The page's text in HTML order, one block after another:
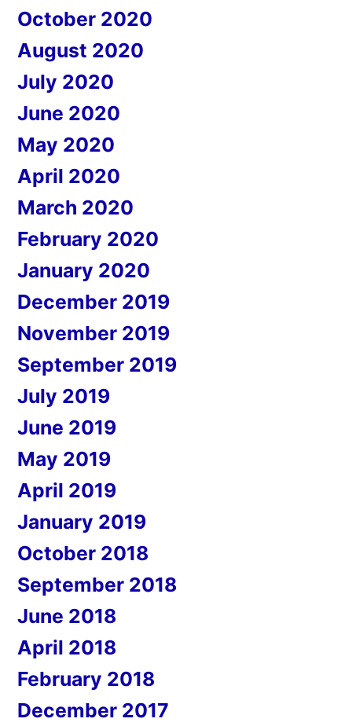
October 2020
August 2020
July 2020
June 2020
May 2020
April 2020
March 2020
February 2020
January 2020
December 2019
November 2019
September 2019
July 2019
June 2019
May 2019
April 2019
January 2019
October 2018
September 2018
June 2018
April 2018
February 2018
December 2017